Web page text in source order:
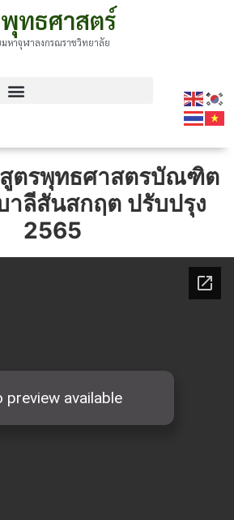
ทธศาสตร์
หาจุฬาลงกรณราชวิทยาลัย
ตรพุทธศาสตรบัณฑิต
าลีสันสกฤต ปรับปรุง
2565